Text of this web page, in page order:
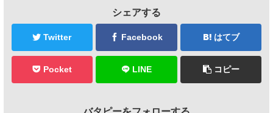
シェアする
Twitter Facebook はてブ
Pocket LINE コピー